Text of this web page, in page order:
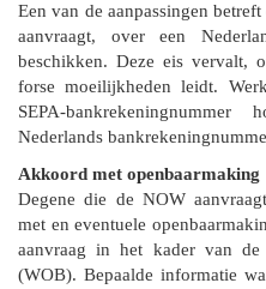
Een van de aanpassingen
aanvraagt, over een
beschikken. Deze eis vervalt,
forse moeilijkheden leidt.
SEPA-
Nederlands
Akkoord met openbaarmaking
Degene die de NOW
met en eventuele
aanvraag in het kader van de
(WOB). Bepaalde informatie